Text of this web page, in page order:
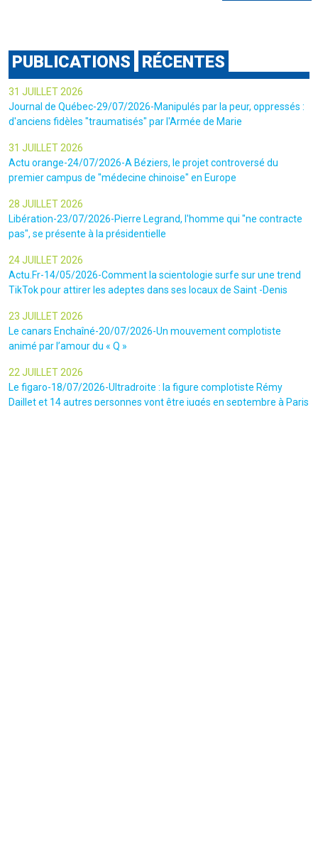
PUBLICATIONS RÉCENTES
31 JUILLET 2026
Journal de Québec-29/07/2026-Manipulés par la peur, oppressés :
d'anciens fidèles "traumatisés" par l'Armée de Marie
31 JUILLET 2026
Actu orange-24/07/2026-A Béziers, le projet controversé du
premier campus de "médecine chinoise" en Europe
28 JUILLET 2026
Libération-23/07/2026-Pierre Legrand, l'homme qui "ne contracte
pas", se présente à la présidentielle
24 JUILLET 2026
Actu.Fr-14/05/2026-Comment la scientologie surfe sur une trend
TikTok pour attirer les adeptes dans ses locaux de Saint -Denis
23 JUILLET 2026
Le canars Enchaîné-20/07/2026-Un mouvement complotiste
animé par l’amour du « Q »
22 JUILLET 2026
Le figaro-18/07/2026-Ultradroite : la figure complotiste Rémy
Daillet et 14 autres personnes vont être jugés en septembre à Paris